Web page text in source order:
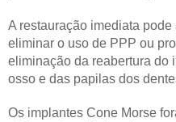
A restauração imediata
eliminar o uso de PPP ou
eliminação da reabertura do
osso e das papilas dos
Os implantes Cone Morse